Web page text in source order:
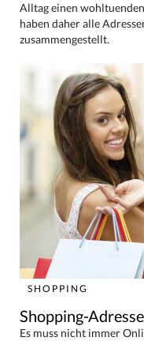
Alltag einen
haben daher alle
zusammengestellt.
SHOPPING
Shopping-
Es muss nicht immer